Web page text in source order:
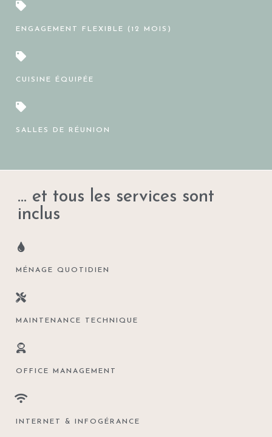
ENGAGEMENT FLEXIBLE (12 MOIS)
CUISINE ÉQUIPÉE
SALLES DE RÉUNION
... et tous les services sont
inclus
MÉNAGE QUOTIDIEN
MAINTENANCE TECHNIQUE
OFFICE MANAGEMENT
INTERNET & INFOGÉRANCE